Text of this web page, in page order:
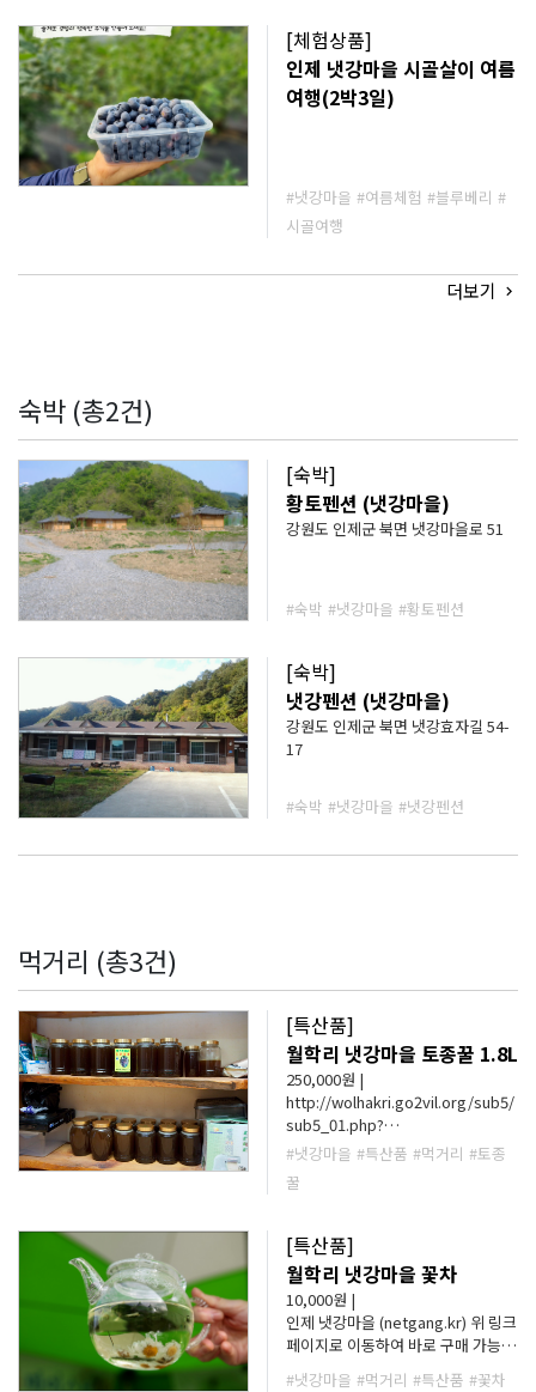
니다 이런 분들께 추천해요! 아이들
과 함께 특별한 추억을 만들고 싶은
가족 자연 속에서 몸도 마음도 리프
레시하고 싶은 분 농촌의 여유와 체
[체험상품]
인제 냇강마을 시골살이 여름
여행(2박3일)
#냇강마을 #여름체험 #블루베리 #
시골여행
더보기
숙박 (총2건)
[숙박]
황토펜션 (냇강마을)
강원도 인제군 북면 냇강마을로 51
#숙박 #냇강마을 #황토펜션
[숙박]
냇강펜션 (냇강마을)
강원도 인제군 북면 냇강효자길 54-
17
#숙박 #냇강마을 #냇강펜션
먹거리 (총3건)
[특산품]
월학리 냇강마을 토종꿀 1.8L
250,000원 |
http://wolhakri.go2vil.org/sub5/
sub5_01.php?
url=/go2vil_2011/common/progr
&sub_title=쇼핑몰&m_code=3 위
가능합니다.
#냇강마을 #특산품 #먹거리 #토종
꿀
[특산품]
월학리 냇강마을 꽃차
10,000원 |
인제 냇강마을 (netgang.kr) 위 링크
페이지로 이동하여 바로 구매 가능합
니다.
#냇강마을 #먹거리 #특산품 #꽃차